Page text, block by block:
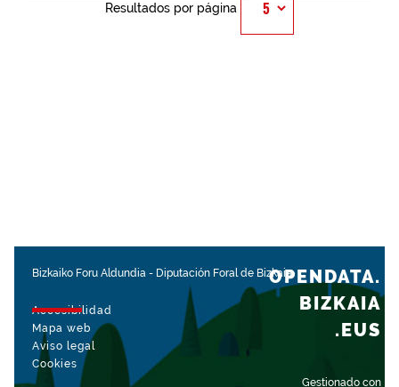
Resultados por página
Bizkaiko Foru Aldundia - Diputación Foral de Bizkaia
Accesibilidad
Mapa web
Aviso legal
Cookies
Gestionado con
OPENDATA.
BIZKAIA
.EUS